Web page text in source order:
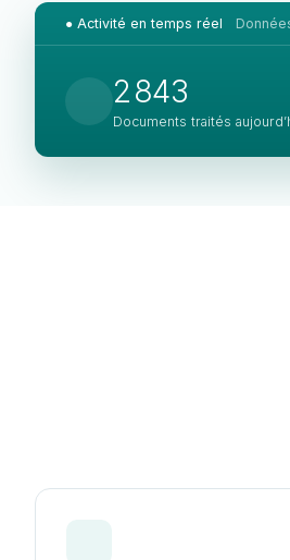
● Activité en temps réel
2 843
Documents traités